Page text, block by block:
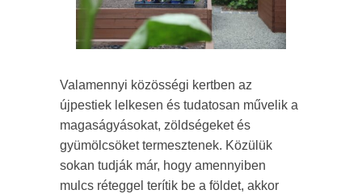
Valamennyi közösségi kertben az
újpestiek lelkesen és tudatosan művelik a
magaságyásokat, zöldségeket és
gyümölcsöket termesztenek. Közülük
sokan tudják már, hogy amennyiben
mulcs réteggel terítik be a földet, akkor